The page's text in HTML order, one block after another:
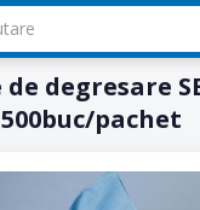
degresare
500buc/pachet